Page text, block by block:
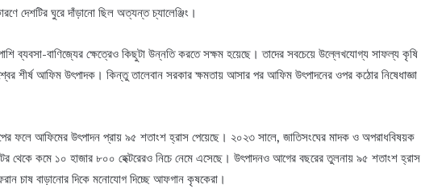
দেশটির ঘুরে দাঁড়ানো ছিল অত্যন্ত চ্যালেঞ্জিং।
ব্যবসা-বাণিজ্যের ক্ষেত্রেও কিছুটা উন্নতি করতে সক্ষম হয়েছে। তাদের সবচেয়ে উল্লেখযোগ্য সাফল্য কৃষি
শীর্ষ আফিম উৎপাদক। কিন্তু তালেবান সরকার ক্ষমতায় আসার পর আফিম উৎপাদনের ওপর কঠোর নিষেধাজ্ঞা
ফলে আফিমের উৎপাদন প্রায় ৯৫ শতাংশ হ্রাস পেয়েছে। ২০২৩ সালে, জাতিসংঘের মাদক ও অপরাধবিষয়ক
থেকে কমে ১০ হাজার ৮০০ হেক্টরেরও নিচে নেমে এসেছে। উৎপাদনও আগের বছরের তুলনায় ৯৫ শতাংশ হ্রাস
চাষ বাড়ানোর দিকে মনোযোগ দিচ্ছে আফগান কৃষকেরা।